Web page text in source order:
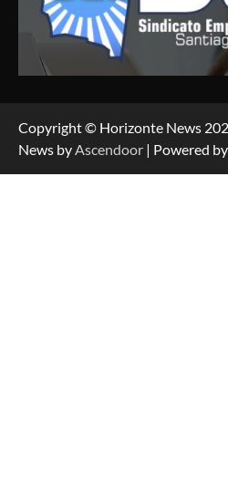
Copyright © Horizonte News
News byAscendoor | Powered by